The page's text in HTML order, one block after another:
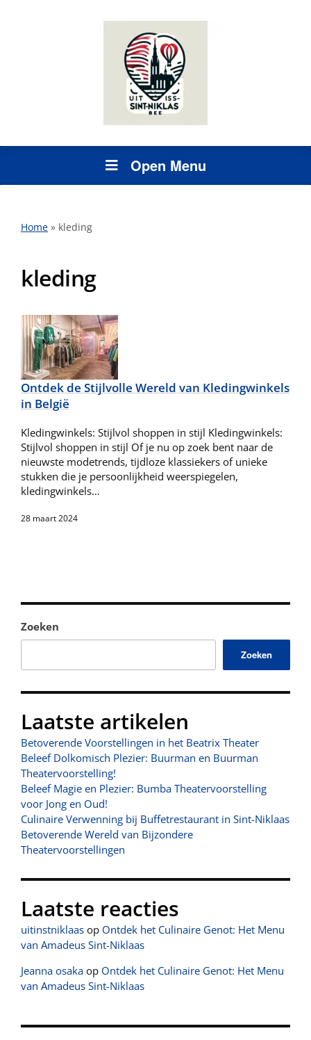
Open Menu
Home » kleding
Zoeken
Zoeken
Laatste artikelen
Betoverende Voorstellingen in het Beatrix Theater
Beleef Dolkomisch Plezier: Buurman en Buurman
Theatervoorstelling!
Beleef Magie en Plezier: Bumba Theatervoorstelling
voor Jong en Oud!
Culinaire Verwenning bij Buffetrestaurant in Sint-Niklaas
Betoverende Wereld van Bijzondere
Theatervoorstellingen
Laatste reacties
uitinstniklaas op Ontdek het Culinaire Genot: Het Menu
van Amadeus Sint-Niklaas
Jeanna osaka op Ontdek het Culinaire Genot: Het Menu
van Amadeus Sint-Niklaas
kleding
Ontdek de Stijlvolle Wereld van Kledingwinkels
in België
Kledingwinkels: Stijlvol shoppen in stijl Kledingwinkels:
Stijlvol shoppen in stijl Of je nu op zoek bent naar de
nieuwste modetrends, tijdloze klassiekers of unieke
stukken die je persoonlijkheid weerspiegelen,
kledingwinkels…
28 maart 2024